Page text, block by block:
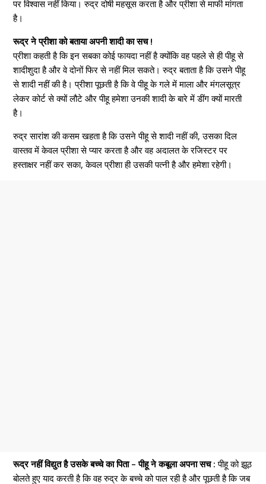
पर विश्वास नहीं किया। रुद्र दोषी महसूस करता है और प्रीशा से माफी मांगता
है।
रूद्र ने प्रीशा को बताया अपनी शादी का सच !
प्रीशा कहती है कि इन सबका कोई फायदा नहीं है क्योंकि वह पहले से ही पीहू से
शादीशुदा है और वे दोनों फिर से नहीं मिल सकते। रुद्र बताता है कि उसने पीहू
से शादी नहीं की है। प्रीशा पूछती है कि वे पीहू के गले में माला और मंगलसूत्र
लेकर कोर्ट से क्यों लौटे और पीहू हमेशा उनकी शादी के बारे में डींग क्यों मारती
है।
रुद्र सारांश की कसम खहता है कि उसने पीहू से शादी नहीं की, उसका दिल
वास्तव में केवल प्रीशा से प्यार करता है और वह अदालत के रजिस्टर पर
हस्ताक्षर नहीं कर सका, केवल प्रीशा ही उसकी पत्नी है और हमेशा रहेगी।
रूद्र नहीं विद्युत है उसके बच्चे का पिता – पीहू ने कबूला अपना सच : पीहू को झूठ
बोलते हुए याद करती है कि वह रुद्र के बच्चे को पाल रही है और पूछती है कि जब